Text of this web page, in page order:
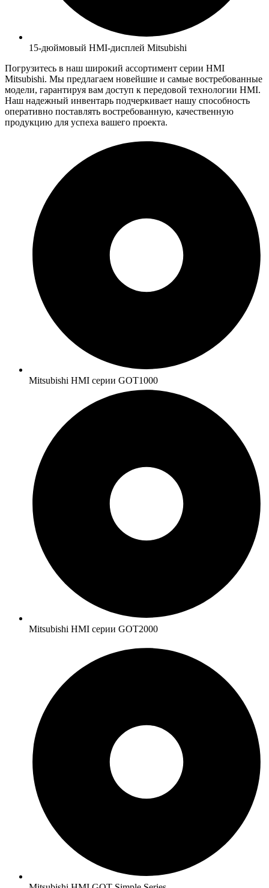
15-дюймовый HMI-дисплей Mitsubishi
Погрузитесь в наш широкий ассортимент серии HMI
Mitsubishi. Мы предлагаем новейшие и самые востребованные
модели, гарантируя вам доступ к передовой технологии HMI.
Наш надежный инвентарь подчеркивает нашу способность
оперативно поставлять востребованную, качественную
продукцию для успеха вашего проекта.
Mitsubishi HMI серии GOT1000
Mitsubishi HMI серии GOT2000